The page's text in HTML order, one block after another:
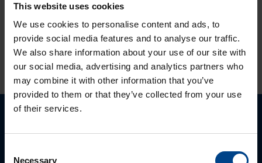
This website uses cookies
We use cookies to personalise content and ads, to
provide social media features and to analyse our traffic.
We also share information about your use of our site with
our social media, advertising and analytics partners who
may combine it with other information that you’ve
provided to them or that they’ve collected from your use
of their services.
Necessary
portaali
KATSO LISÄÄ ARTIKKELEITA
Autamme mielellämme, jotta löydämme sinulle